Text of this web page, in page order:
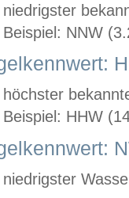
niedrigster
Beispiel: NNW
höchster
Beispiel: HHW
niedrigster